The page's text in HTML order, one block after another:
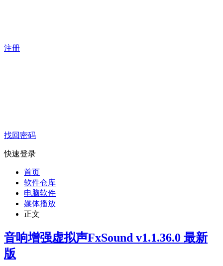
注册
找回密码
快速登录
首页
软件仓库
电脑软件
媒体播放
正文
音响增强虚拟声FxSound v1.1.36.0 最新
版